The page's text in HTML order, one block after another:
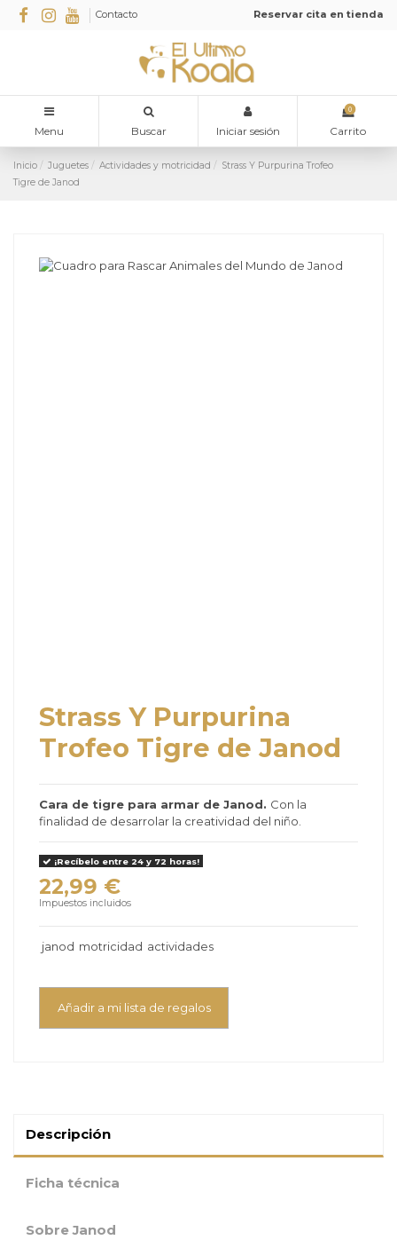
Contacto Reservar cita en tienda
Menu Buscar Iniciar sesión
0
Carrito
Inicio Juguetes Actividades y motricidad
Strass Y Purpurina Trofeo
Tigre de Janod
Strass Y Purpurina
Trofeo Tigre de Janod
Cara de tigre para armar de Janod. Con la
finalidad de desarrolar la creatividad del niño.
¡Recíbelo entre 24 y 72 horas!
22,99 €
Impuestos incluidos
janod motricidad actividades
Añadir a mi lista de regalos
Descripción
Ficha técnica
Sobre Janod